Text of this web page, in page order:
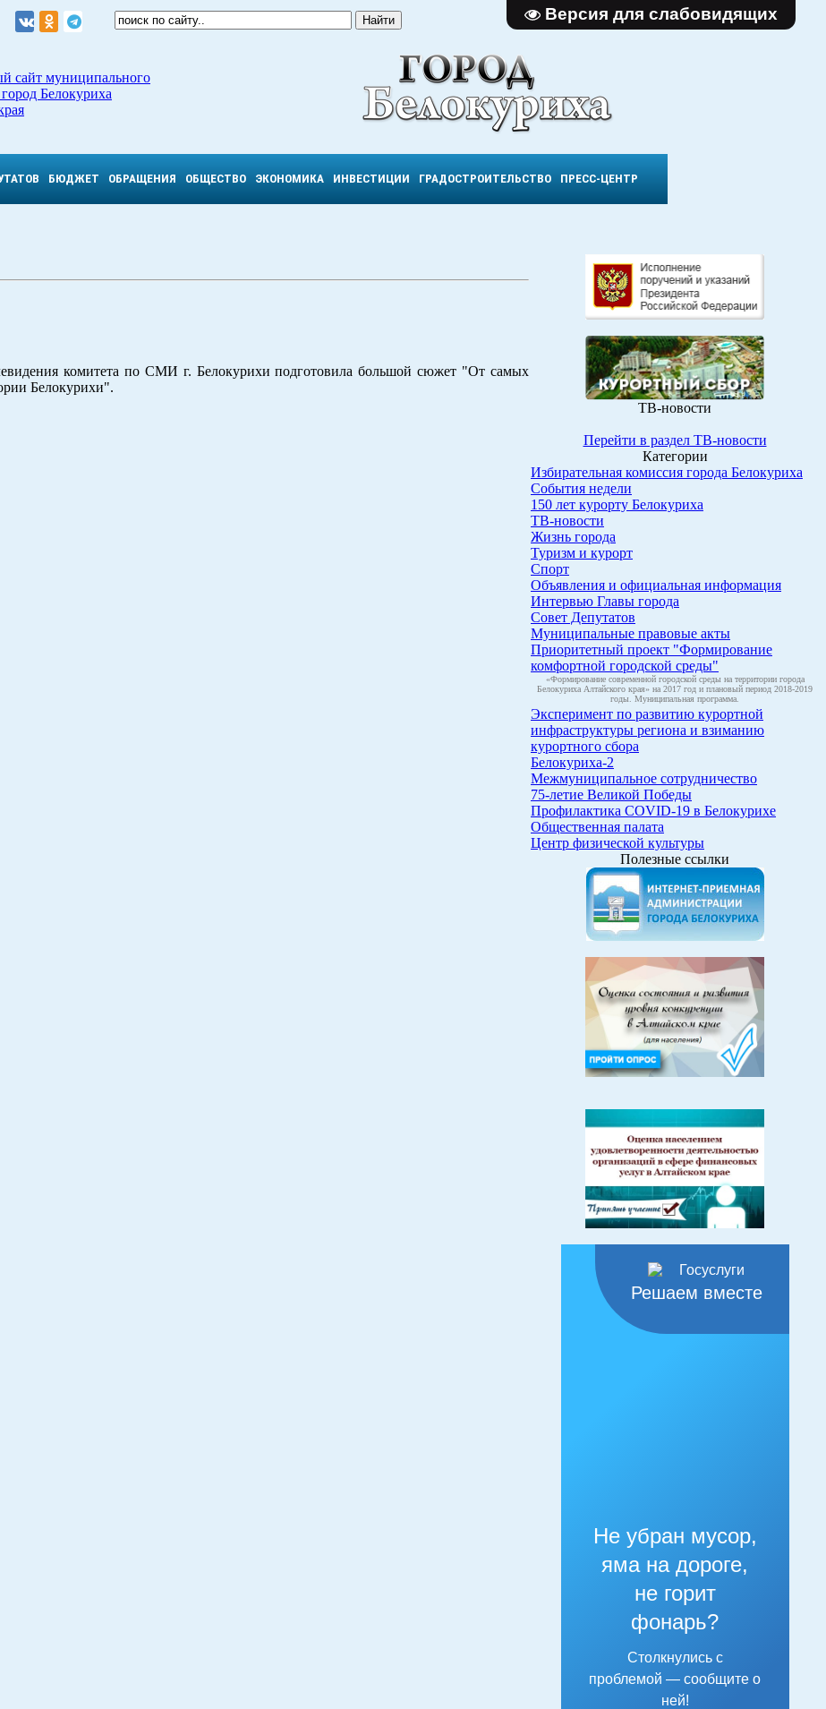
Версия для слабовидящих
сайт муниципального
Белокуриха
БЮДЖЕТ ОБРАЩЕНИЯ ОБЩЕСТВО ЭКОНОМИКА ИНВЕСТИЦИИ ГРАДОСТРОИТЕЛЬСТВО ПРЕСС-ЦЕНТР
комитета по СМИ г. Белокурихи подготовила большой сюжет "От самых
Белокурихи".
ТВ-новости
Перейти в раздел ТВ-новости
Категории
Избирательная комиссия города Белокуриха
События недели
150 лет курорту Белокуриха
ТВ-новости
Жизнь города
Туризм и курорт
Спорт
Объявления и официальная информация
Интервью Главы города
Совет Депутатов
Муниципальные правовые акты
Приоритетный проект "Формирование
комфортной городской среды"
«Формирование современной городской среды на территории города
Белокуриха Алтайского края» на 2017 год и плановый период 2018-2019
годы. Муниципальная программа.
Эксперимент по развитию курортной
инфраструктуры региона и взиманию
курортного сбора
Белокуриха-2
Межмуниципальное сотрудничество
75-летие Великой Победы
Профилактика COVID-19 в Белокурихе
Общественная палата
Центр физической культуры
Полезные ссылки
Решаем вместе
Не убран мусор,
яма на дороге,
не горит
фонарь?
Столкнулись с
проблемой — сообщите о
ней!